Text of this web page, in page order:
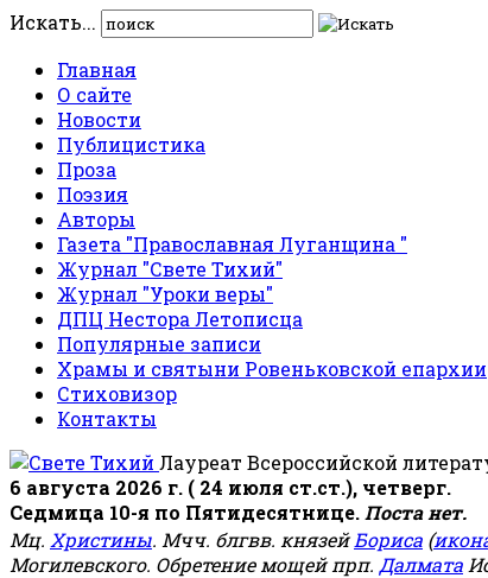
Искать...
Главная
О сайте
Новости
Публицистика
Проза
Поэзия
Авторы
Газета "Православная Луганщина "
Журнал "Свете Тихий"
Журнал "Уроки веры"
ДПЦ Нестора Летописца
Популярные записи
Храмы и святыни Ровеньковской епархии
Стиховизор
Контакты
Лауреат Всероссийской
6 августа 2026 г. ( 24 июля ст.ст.), четверг.
Седмица 10-я по Пятидесятнице. Поста нет.
Мц. Христины. Мчч. блгвв. князейБориса (
Могилевского. Обретение мощей прп. Далмата